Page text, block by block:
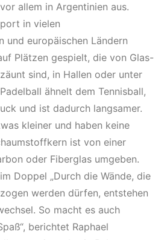
allem in Argentinien aus.
in vielen
und europäischen Ländern
Plätzen gespielt, die von Glas-
sind, in Hallen oder unter
ähnelt dem Tennisball,
und ist dadurch langsamer.
kleiner und haben keine
ist von einer
oder Fiberglas umgeben.
Doppel „Durch die Wände, die
werden dürfen, entstehen
So macht es auch
berichtet Raphael